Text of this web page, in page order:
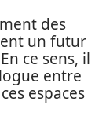
des
un futur
ce sens, il
entre
espaces